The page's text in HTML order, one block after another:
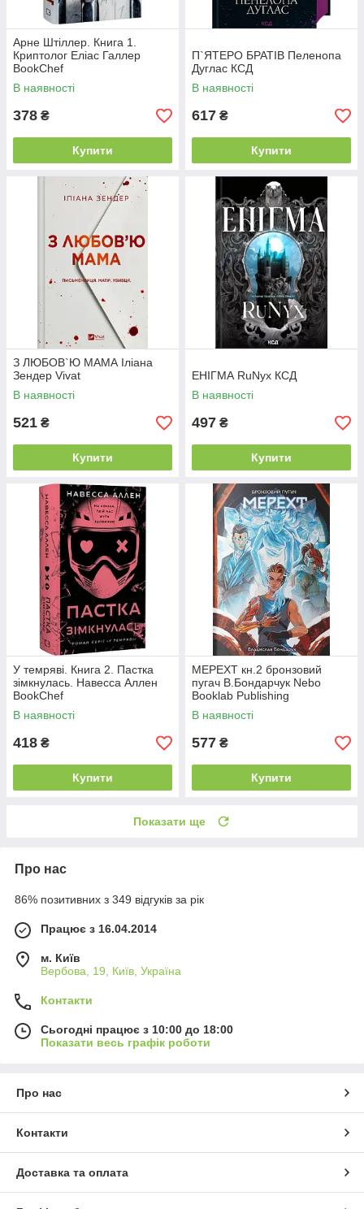
Арне Штіллер. Книга 1.
Криптолог Еліас Галлер
BookChef
В наявності
378 ₴
Купити
П`ЯТЕРО БРАТІВ Пеленопа
Дуглас КСД
В наявності
617 ₴
Купити
З ЛЮБОВ`Ю МАМА Іліана
Зендер Vivat
В наявності
521 ₴
Купити
ЕНІГМА RuNyx КСД
В наявності
497 ₴
Купити
У темряві. Книга 2. Пастка
зімкнулась. Навесса Аллен
BookChef
В наявності
418 ₴
Купити
МЕРЕХТ кн.2 бронзовий
пугач В.Бондарчук Nebo
Booklab Publishing
В наявності
577 ₴
Купити
Показати ще
Про нас
86% позитивних з 349 відгуків за рік
Працює з 16.04.2014
м. Київ
Вербова, 19, Київ, Україна
Контакти
Сьогодні працює з 10:00 до 18:00
Показати весь графік роботи
Про нас
Контакти
Доставка та оплата